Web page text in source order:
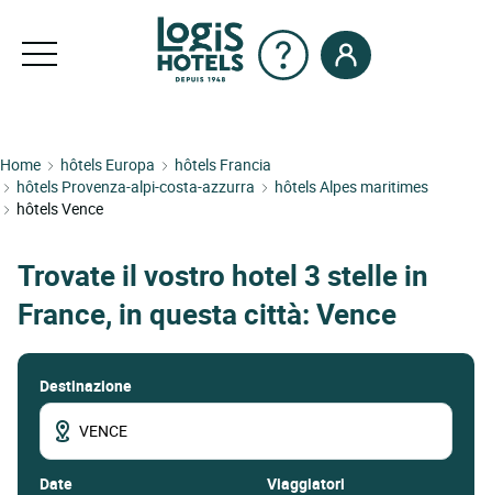
Home hôtels Europa
hôtels Francia
hôtels Provenza-alpi-costa-azzurra
hôtels Alpes maritimes
hôtels Vence
Trovate il vostro hotel 3 stelle in
France, in questa città: Vence
Destinazione
date Viaggiatori